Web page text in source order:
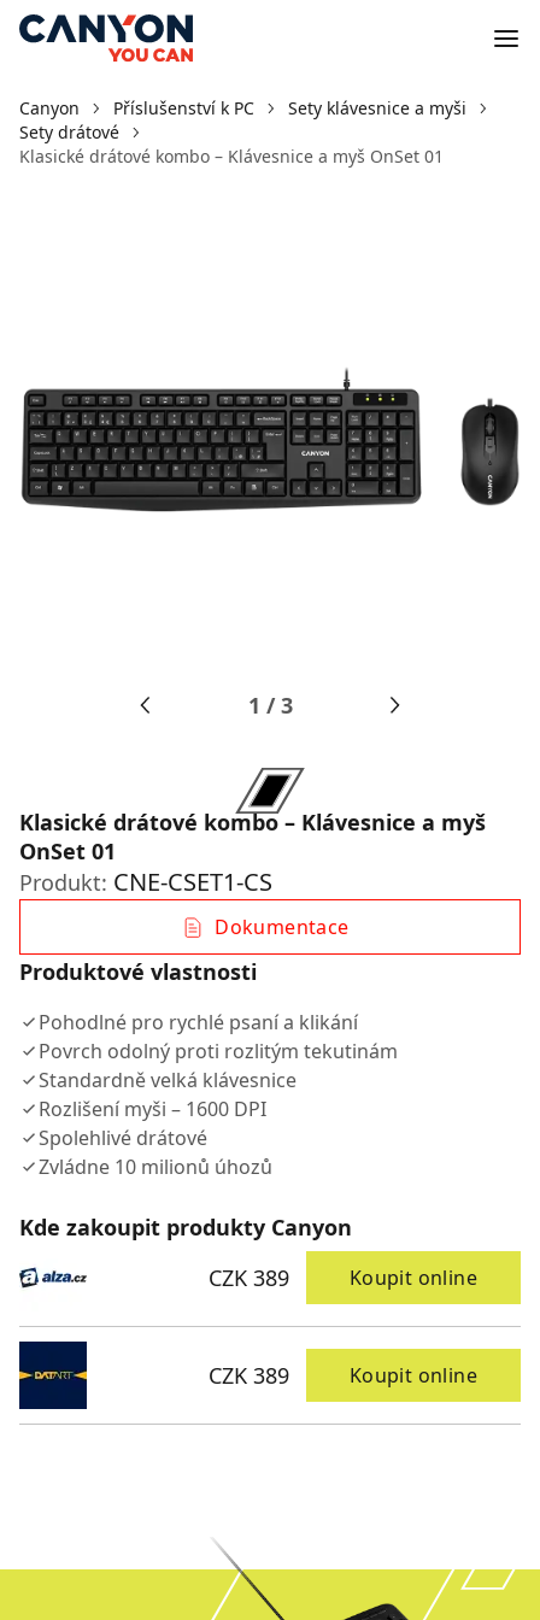
Canyon Příslušenství k PC
Sety klávesnice a myši
Sety drátové
Klasické drátové kombo – Klávesnice a myš OnSet 01
1 /3
Klasické drátové kombo – Klávesnice a myš
OnSet 01
Produkt: CNE-CSET1-CS
Dokumentace
Produktové vlastnosti
Pohodlné pro rychlé psaní a klikání
Povrch odolný proti rozlitým tekutinám
Standardně velká klávesnice
Rozlišení myši – 1600 DPI
Spolehlivé drátové
Zvládne 10 milionů úhozů
Kde zakoupit produkty Canyon
CZK 389
Koupit online
CZK 389 Koupit online